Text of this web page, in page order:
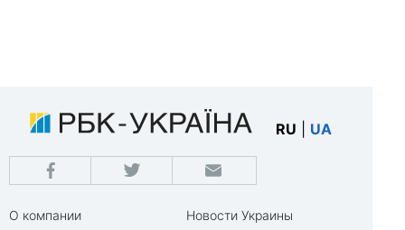
RU UA
О компании
Новости Украины